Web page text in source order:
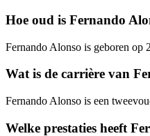
Hoe oud is Fernando
Fernando Alonso is geboren op
Wat is de carrière van
Fernando Alonso is een
Welke prestaties heeft